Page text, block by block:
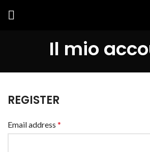
Il mio
REGISTER
Email address *